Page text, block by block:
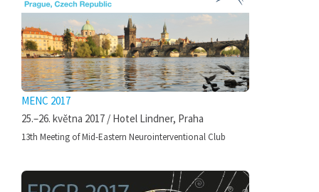
MENC 2017
25.–26. května 2017 / Hotel Lindner, Praha
13th Meeting of Mid-Eastern Neurointerventional Club